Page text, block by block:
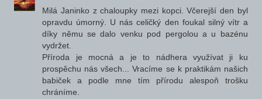
Milá Janinko z chaloupky mezi kopci. Včerejší den byl
opravdu úmorný. U nás celičký den foukal silný vítr a
díky němu se dalo venku pod pergolou a u bazénu
vydržet.
Příroda je mocná a je to nádhera využívat ji ku
prospěchu nás všech... Vracíme se k praktikám našich
babiček a podle mne tím přírodu alespoň trošku
chráníme.